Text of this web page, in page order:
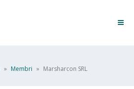
» Membri » Marsharcon SRL